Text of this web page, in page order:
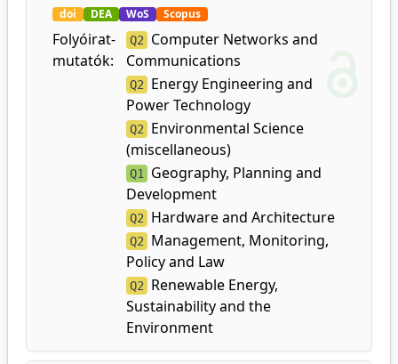
doi DEA WoS Scopus
Folyóirat-
mutatók:
Q2 Computer Networks and
Communications
Q2 Energy Engineering and
Power Technology
Q2 Environmental Science
(miscellaneous)
Q1 Geography, Planning and
Development
Q2 Hardware and Architecture
Q2 Management, Monitoring,
Policy and Law
Q2 Renewable Energy,
Sustainability and the
Environment